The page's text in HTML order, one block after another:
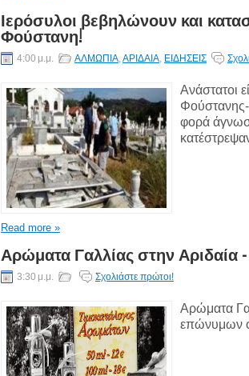
Ιερόσυλοι βεβηλώνουν και
Φούστανη!
4:00 μ.μ. ΑΛΜΩΠΙΑ,ΑΡΙΔΑΙΑ, ΕΙΔΗΣΕΙΣ
Ανάστατοι
Φούστανης-
φορά
Read more »
Αρώματα Γαλλίας στην Αριδαία
3:30 μ.μ. Σχολιάστε πρώτοι!
Αρώματα
επώνυμων